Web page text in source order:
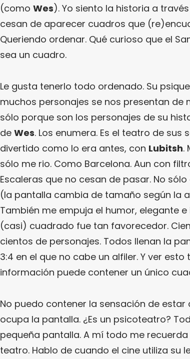
(como Wes). Yo siento la historia a
cesan de aparecer cuadros que
Queriendo ordenar. Qué curioso que el
sea un cuadro.
Le gusta tenerlo todo ordenado. Su
muchos personajes se nos presentan de
sólo porque son los personajes de su
de Wes. Los enumera. Es el teatro de sus
divertido como lo era antes, con Lubitsh.
sólo me rio. Como Barcelona. Aun con
Escaleras que no cesan de pasar. No
(la pantalla cambia de tamaño según la
También me empuja el humor, elegante e
(casi) cuadrado fue tan favorecedor.
cientos de personajes. Todos llenan la
3:4 en el que no cabe un alfiler. Y ver
información puede contener un único
No puedo contener la sensación de
ocupa la pantalla. ¿Es un psicoteatro?
pequeña pantalla. A mí todo me
teatro. Hablo de cuando el cine utiliza su